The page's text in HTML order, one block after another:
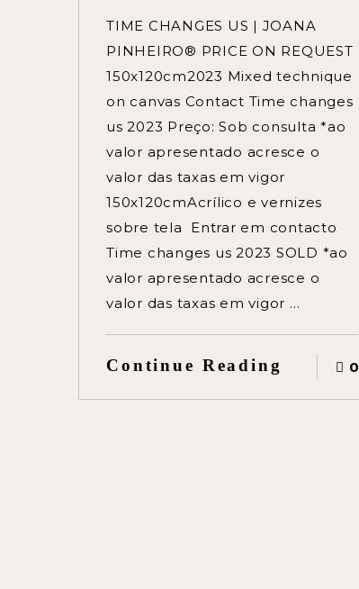
TIME CHANGES US | JOANA
PINHEIRO® PRICE ON REQUEST
150x120cm2023 Mixed technique
on canvas Contact Time changes
us 2023 Preço: Sob consulta *ao
valor apresentado acresce o
valor das taxas em vigor
150x120cmAcrílico e vernizes
sobre tela Entrar em contacto
Time changes us 2023 SOLD *ao
valor apresentado acresce o
valor das taxas em vigor …
Continue Reading 0